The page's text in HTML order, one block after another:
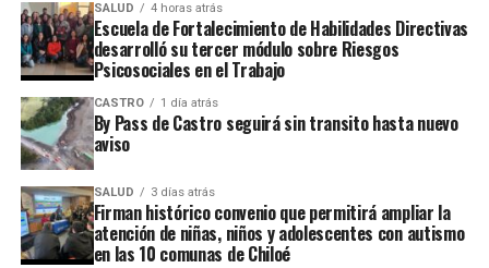
SALUD 4 horas atrás
Escuela de Fortalecimiento de Habilidades Directivas
desarrolló su tercer módulo sobre Riesgos
Psicosociales en el Trabajo
CASTRO 1 día atrás
By Pass de Castro seguirá sin transito hasta nuevo
aviso
SALUD 3 días atrás
Firman histórico convenio que permitirá ampliar la
atención de niñas, niños y adolescentes con autismo
en las 10 comunas de Chiloé